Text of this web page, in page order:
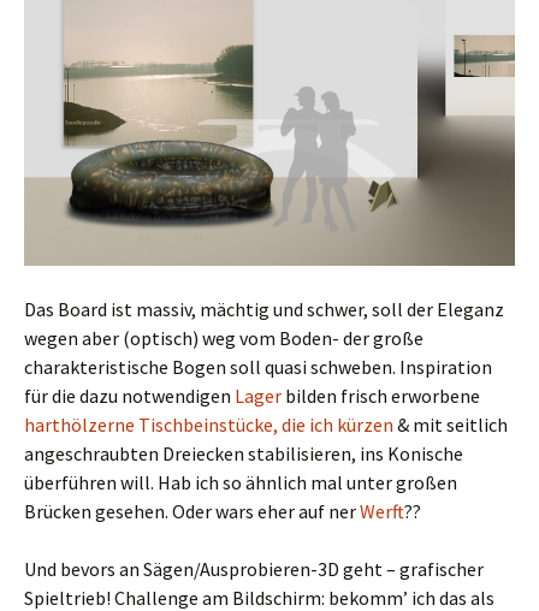
Das Board ist massiv, mächtig und schwer, soll der Eleganz
wegen aber (optisch) weg vom Boden- der große
charakteristische Bogen soll quasi schweben. Inspiration
für die dazu notwendigen Lager bilden frisch erworbene
harthölzerne Tischbeinstücke, die ich kürzen & mit seitlich
angeschraubten Dreiecken stabilisieren, ins Konische
überführen will. Hab ich so ähnlich mal unter großen
Brücken gesehen. Oder wars eher auf nerWerft??
Und bevors an Sägen/Ausprobieren-3D geht – grafischer
Spieltrieb! Challenge am Bildschirm: bekomm’ ich das als